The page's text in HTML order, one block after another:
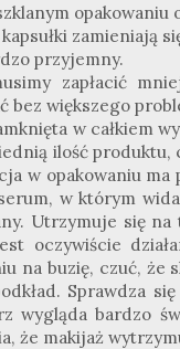
opakowaniu
zamieniają
przyjemny.
zapłacić
bez większego
w całkiem
ilość
w opakowaniu
w którym
Utrzymuje się na
oczywiście
na buzię, czuć,
Sprawdza
wygląda bardzo
że makijaż